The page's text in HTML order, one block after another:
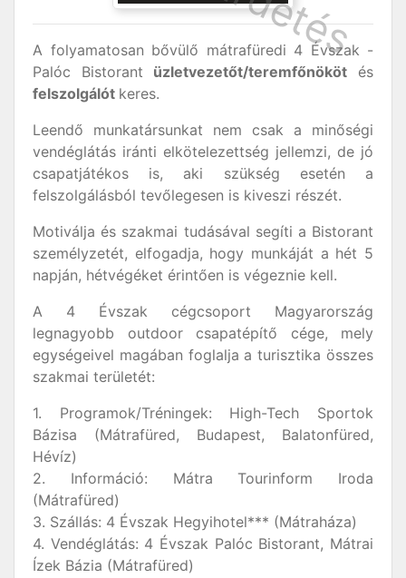
A folyamatosan bővülő mátrafüredi 4 Évszak -
Palóc Bistorant üzletvezetőt/teremfőnököt és
felszolgálót keres.
Leendő munkatársunkat nem csak a minőségi
vendéglátás iránti elkötelezettség jellemzi, de jó
csapatjátékos is, aki szükség esetén a
felszolgálásból tevőlegesen is kiveszi részét.
Motiválja és szakmai tudásával segíti a Bistorant
személyzetét, elfogadja, hogy munkáját a hét 5
napján, hétvégéket érintően is végeznie kell.
A 4 Évszak cégcsoport Magyarország
legnagyobb outdoor csapatépítő cége, mely
egységeivel magában foglalja a turisztika összes
szakmai területét:
1. Programok/Tréningek: High-Tech Sportok
Bázisa (Mátrafüred, Budapest, Balatonfüred,
Hévíz)
2. Információ: Mátra Tourinform Iroda
(Mátrafüred)
3. Szállás: 4 Évszak Hegyihotel*** (Mátraháza)
4. Vendéglátás: 4 Évszak Palóc Bistorant, Mátrai
Ízek Bázia (Mátrafüred)